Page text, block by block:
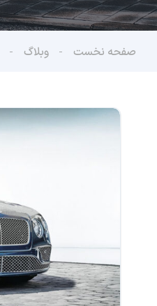
صفحه نخست وبلاگ